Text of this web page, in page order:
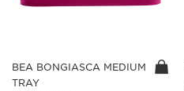
BEA BONGIASCA MEDIUM
TRAY